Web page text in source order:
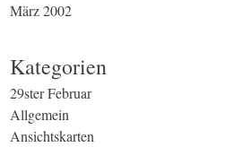
März 2002
Kategorien
29ster Februar
Allgemein
Ansichtskarten